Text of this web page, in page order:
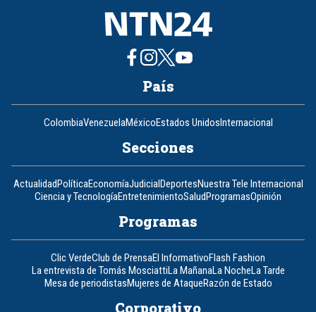
País
ColombiaVenezuelaMéxicoEstados UnidosInternacional
Secciones
ActualidadPolíticaEconomíaJudicialDeportesNuestra Tele Internacional
Ciencia y TecnologíaEntretenimientoSaludProgramasOpinión
Programas
Clic VerdeClub de PrensaEl InformativoFlash Fashion
La entrevista de Tomás MosciattiLa MañanaLa NocheLa Tarde
Mesa de periodistasMujeres de AtaqueRazón de Estado
Corporativo